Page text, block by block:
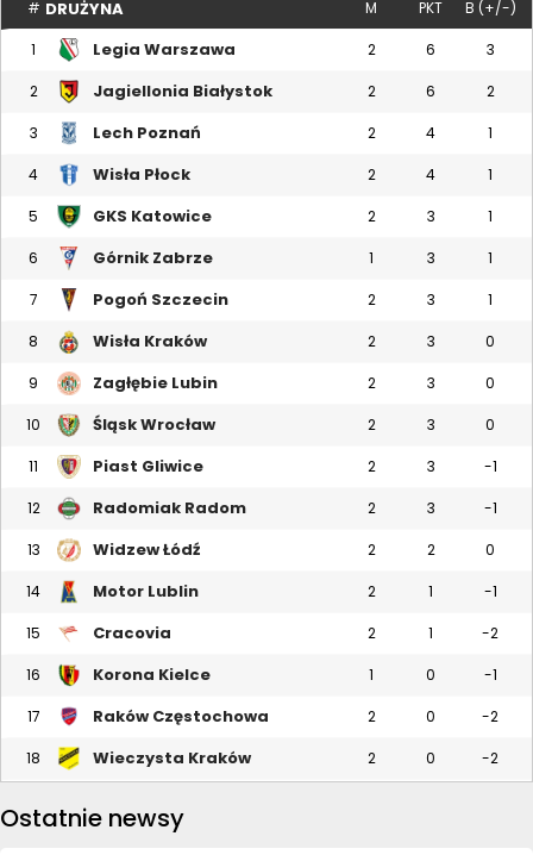
# DRUŻYNA M PKT B (+/-)
1 Legia Warszawa 2 6 3
2 Jagiellonia Białystok 2 6 2
3 Lech Poznań 2 4 1
4 Wisła Płock 2 4 1
5 GKS Katowice 2 3 1
6 Górnik Zabrze 1 3 1
7 Pogoń Szczecin 2 3 1
8 Wisła Kraków 2 3 0
9 Zagłębie Lubin 2 3 0
10 Śląsk Wrocław 2 3 0
11 Piast Gliwice 2 3 -1
12 Radomiak Radom 2 3 -1
13 Widzew Łódź 2 2 0
14 Motor Lublin 2 1 -1
15 Cracovia 2 1 -2
16 Korona Kielce 1 0 -1
17 Raków Częstochowa 2 0 -2
18 Wieczysta Kraków 2 0 -2
Ostatnie newsy